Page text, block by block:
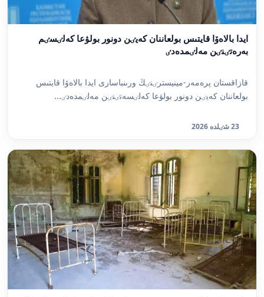
ايدا بالاەۆا قايتىس بولعاننان كەيٸن دونور بولۋعا كەلٸسٸم
بەرەتٸنٸن مەلٸمدەدٸ
قازاقستان پرەمەر-مينيسترٸنٸڭ ورىنباسارى ايدا بالاەۆا قايتىس
بولعاننان كەيٸن دونور بولۋعا كەلٸسەتٸنٸن مەلٸمدەدٸ...
23 شٸلدە 2026